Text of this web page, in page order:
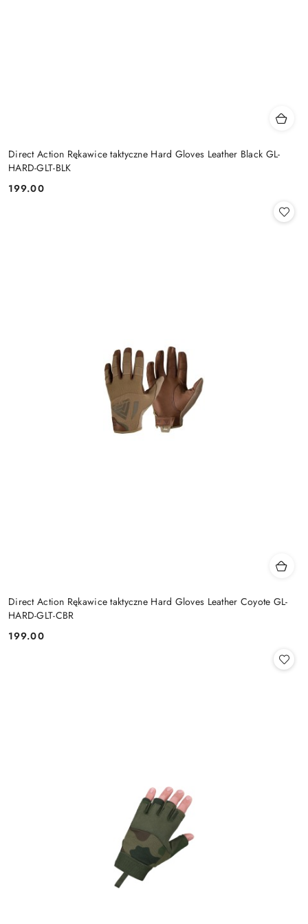
Direct Action Rękawice taktyczne Hard Gloves Leather Black GL-
HARD-GLT-BLK
Cena:
199.00
Direct Action Rękawice taktyczne Hard Gloves Leather Coyote GL-
HARD-GLT-CBR
Cena:
199.00